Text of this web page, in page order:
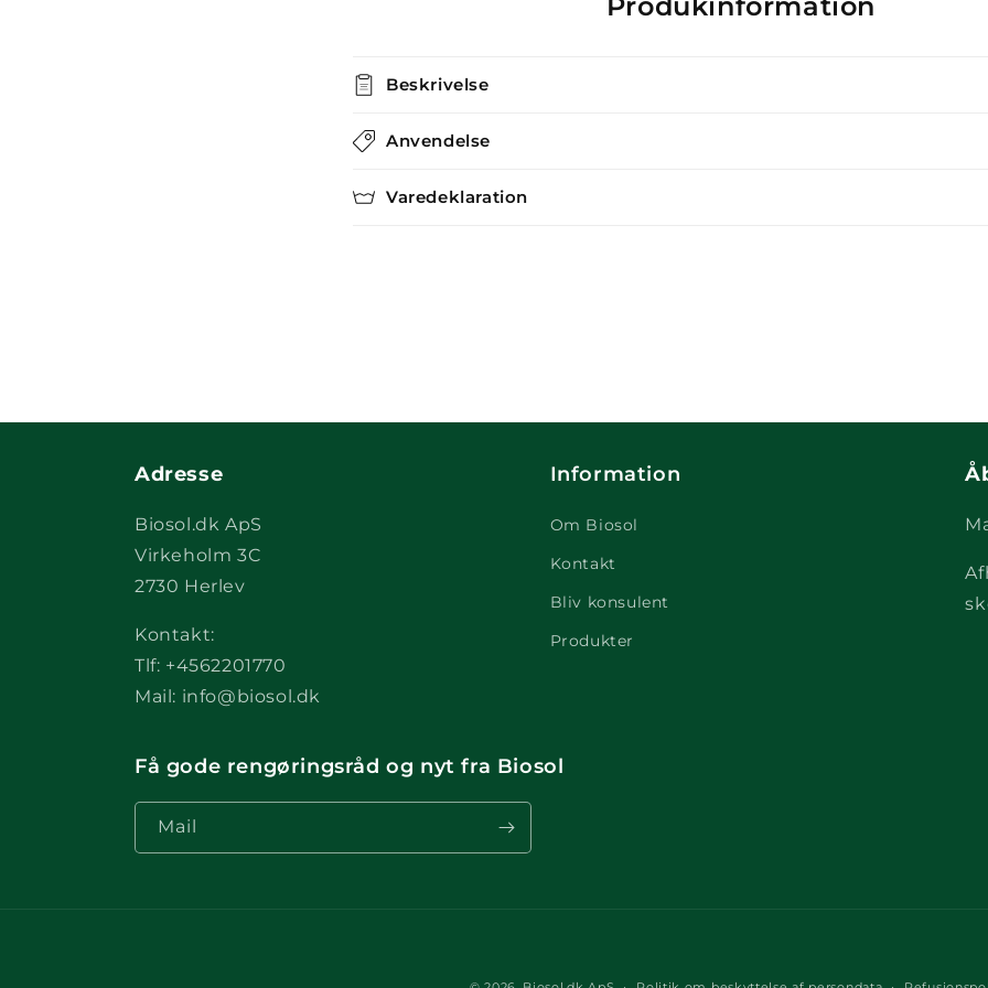
Beskrivelse
Anvendelse
Varedeklaration
Adresse
Biosol.dk ApS
Virkeholm 3C
2730 Herlev
Kontakt:
Tlf: +4562201770
Mail: info@biosol.dk
Information
Om Biosol
Kontakt
Bliv konsulent
Produkter
Få gode rengøringsråd og nyt fra Biosol
Mail